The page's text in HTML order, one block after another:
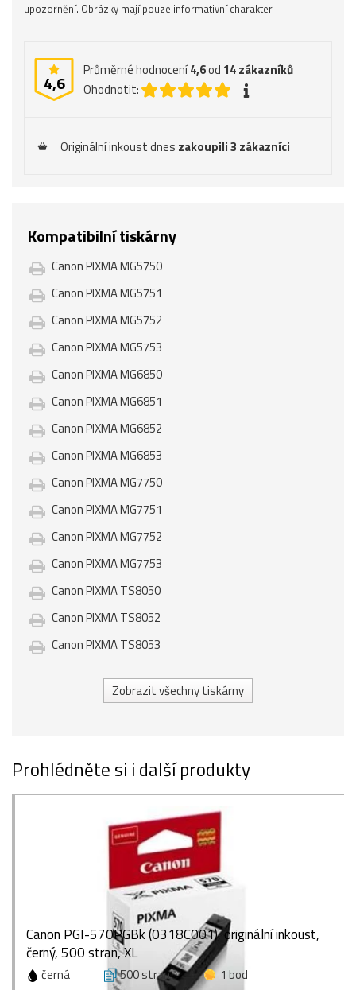
upozornění. Obrázky mají pouze informativní charakter.
4,6
Průměrné hodnocení4,6od 14zákazníků
Ohodnotit:
Originální inkoust dnes zakoupili 3 zákazníci
Kompatibilní tiskárny
Canon PIXMA MG5750
Canon PIXMA MG5751
Canon PIXMA MG5752
Canon PIXMA MG5753
Canon PIXMA MG6850
Canon PIXMA MG6851
Canon PIXMA MG6852
Canon PIXMA MG6853
Canon PIXMA MG7750
Canon PIXMA MG7751
Canon PIXMA MG7752
Canon PIXMA MG7753
Canon PIXMA TS8050
Canon PIXMA TS8052
Canon PIXMA TS8053
Zobrazit všechny tiskárny
Prohlédněte si i další produkty
Canon PGI-570PGBk (0318C001), originální inkoust,
černý, 500 stran, XL
černá 500 stran 1 bod